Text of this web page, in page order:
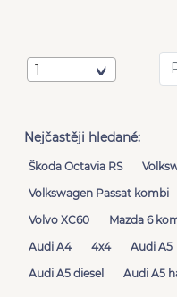
1
Nejčastěji hledané:
Škoda Octavia RS
Volkswagen Passat kombi
Volvo XC60
Mazda 6
Audi A4
4x4 Audi A5
Audi A5 diesel
Audi A5